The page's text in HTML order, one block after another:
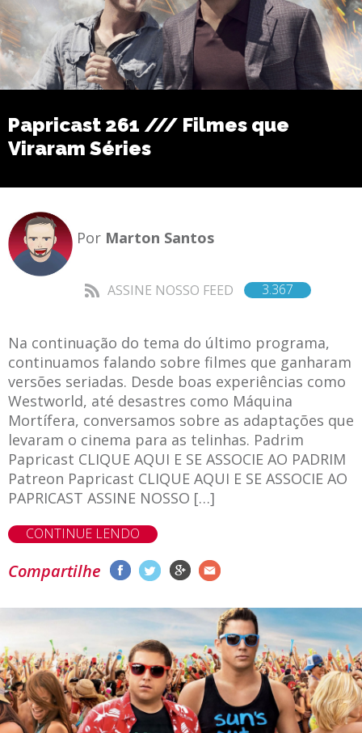
Papricast 261 /// Filmes que
Viraram Séries
Por Marton Santos
ASSINE NOSSO FEED 3.367
Na continuação do tema do último programa,
continuamos falando sobre filmes que ganharam
versões seriadas. Desde boas experiências como
Westworld, até desastres como Máquina
Mortífera, conversamos sobre as adaptações que
levaram o cinema para as telinhas. Padrim
Papricast CLIQUE AQUI E SE ASSOCIE AO PADRIM
Patreon Papricast CLIQUE AQUI E SE ASSOCIE AO
PAPRICAST ASSINE NOSSO […]
CONTINUE LENDO
Compartilhe